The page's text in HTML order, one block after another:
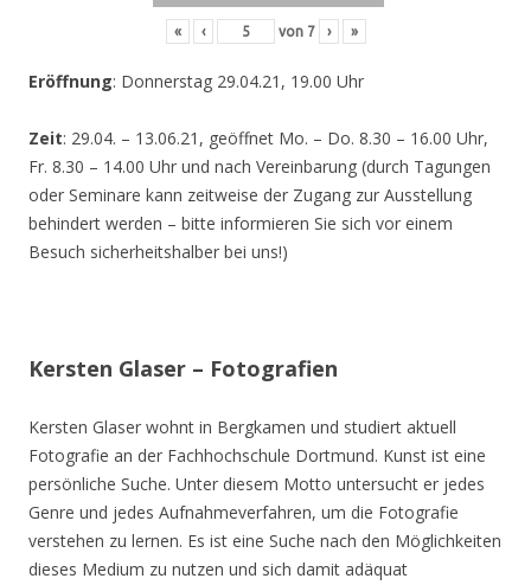
« ‹ von 7 › »
Eröffnung: Donnerstag 29.04.21, 19.00 Uhr
Zeit: 29.04. – 13.06.21, geöffnet Mo. – Do. 8.30 – 16.00 Uhr,
Fr. 8.30 – 14.00 Uhr und nach Vereinbarung (durch Tagungen
oder Seminare kann zeitweise der Zugang zur Ausstellung
behindert werden – bitte informieren Sie sich vor einem
Besuch sicherheitshalber bei uns!)
Kersten Glaser – Fotografien
Kersten Glaser wohnt in Bergkamen und studiert aktuell
Fotografie an der Fachhochschule Dortmund. Kunst ist eine
persönliche Suche. Unter diesem Motto untersucht er jedes
Genre und jedes Aufnahmeverfahren, um die Fotografie
verstehen zu lernen. Es ist eine Suche nach den Möglichkeiten
dieses Medium zu nutzen und sich damit adäquat